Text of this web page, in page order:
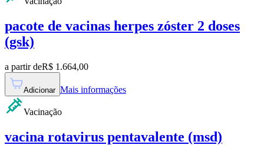
pacote de vacinas herpes zóster 2 doses
(gsk)
a partir deR$ 1.664,00
Adicionar Mais informações
Vacinação
vacina rotavirus pentavalente (msd)